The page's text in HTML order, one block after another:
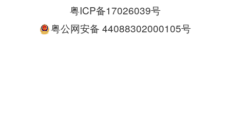
粤ICP备17026039号
粤公网安备 44088302000105号